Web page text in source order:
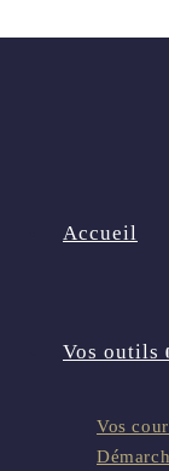
Accueil
Vos outils
Vos